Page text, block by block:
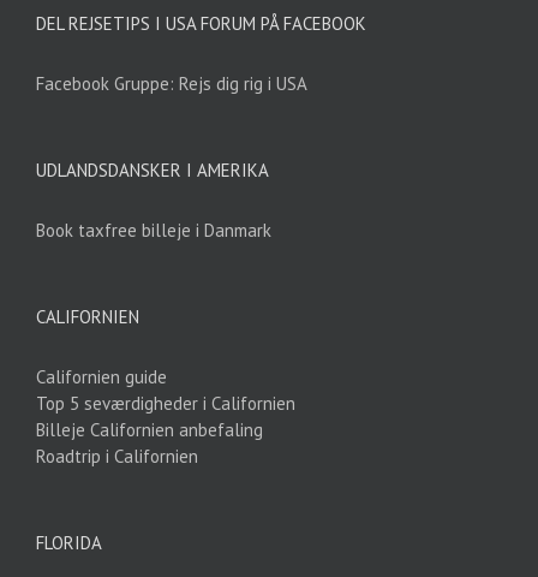
DEL REJSETIPS I USA FORUM PÅ FACEBOOK
Facebook Gruppe: Rejs dig rig i USA
UDLANDSDANSKER I AMERIKA
Book taxfree billeje i Danmark
CALIFORNIEN
Californien guide
Top 5 seværdigheder i Californien
Billeje Californien anbefaling
Roadtrip i Californien
FLORIDA